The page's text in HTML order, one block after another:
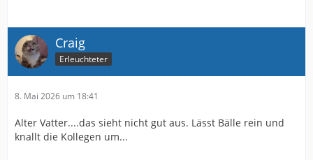
Craig
Erleuchteter
8. Mai 2026 um 18:41
Alter Vatter....das sieht nicht gut aus. Lässt Bälle rein und
knallt die Kollegen um...